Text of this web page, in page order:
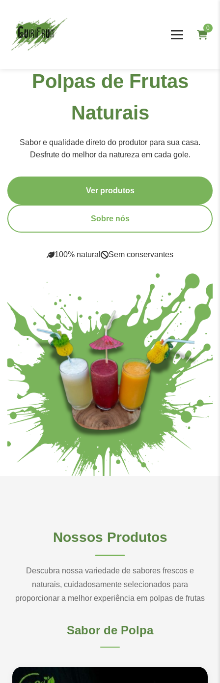
0
Polpas de Frutas
Naturais
Sabor e qualidade direto do produtor para sua casa.
Desfrute do melhor da natureza em cada gole.
Ver produtos
Sobre nós
100% natural Sem conservantes
Nossos Produtos
Descubra nossa variedade de sabores frescos e
naturais, cuidadosamente selecionados para
proporcionar a melhor experiência em polpas de frutas
Sabor de Polpa